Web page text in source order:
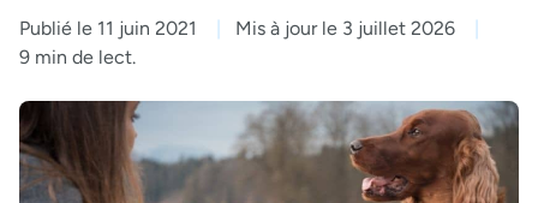
Publié le 11 juin 2021
Mis à jour le 3 juillet 2026
9 min de lect.